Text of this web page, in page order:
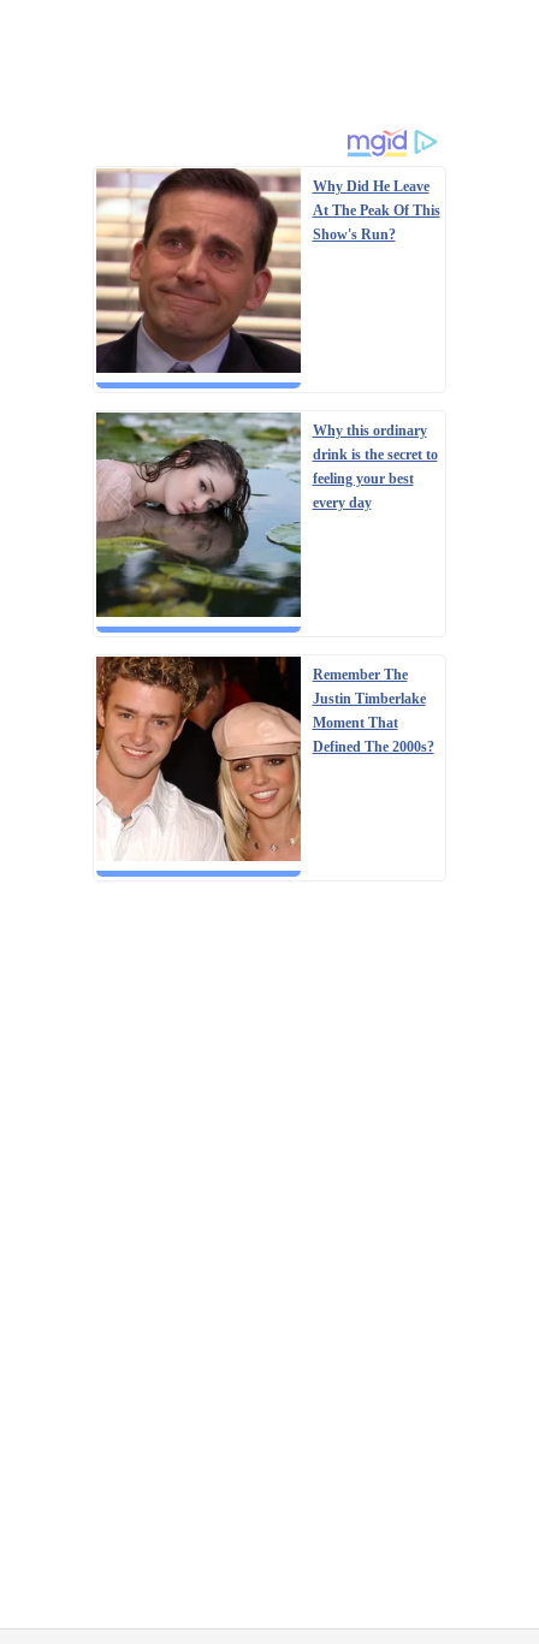
Why Did He Leave
At The Peak Of This
Show's Run?
Why this ordinary
drink is the secret to
feeling your best
every day
Remember The
Justin Timberlake
Moment That
Defined The 2000s?